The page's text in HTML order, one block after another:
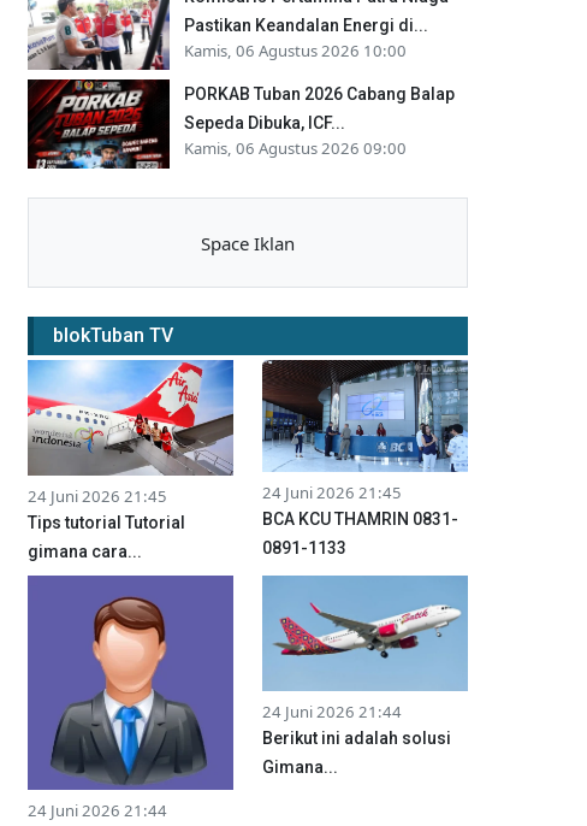
Pastikan Keandalan Energi di...
Kamis, 06 Agustus 2026 10:00
PORKAB Tuban 2026 Cabang Balap
Sepeda Dibuka, ICF...
Kamis, 06 Agustus 2026 09:00
Space Iklan
blokTuban TV
24 Juni 2026 21:45
Tips tutorial Tutorial
gimana cara...
24 Juni 2026 21:45
BCA KCU THAMRIN 0831-
0891-1133
24 Juni 2026 21:44
24 Juni 2026 21:44
Berikut ini adalah solusi
Gimana...